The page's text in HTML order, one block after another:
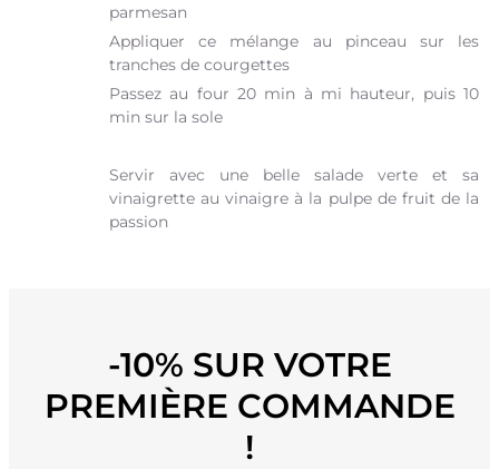
parmesan
Appliquer ce mélange au pinceau sur les
tranches de courgettes
Passez au four 20 min à mi hauteur, puis 10
min sur la sole
Servir avec une belle salade verte et sa
vinaigrette au vinaigre à la pulpe de fruit de la
passion
-10% SUR VOTRE
PREMIÈRE COMMANDE
!